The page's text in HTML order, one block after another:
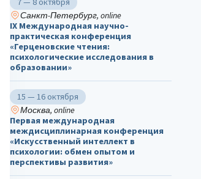
Санкт-Петербург, online
IX Международная научно-
практическая конференция
«Герценовские чтения:
психологические исследования в
образовании»
15 — 16 октября
Москва, online
Первая международная
междисциплинарная конференция
«Искусственный интеллект в
психологии: обмен опытом и
перспективы развития»